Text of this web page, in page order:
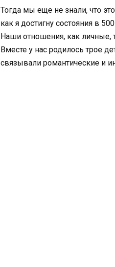
Тогда мы еще не знали, что
как я достигну состояния в
Наши отношения, как личные,
Вместе у нас родилось трое
связывали романтические и